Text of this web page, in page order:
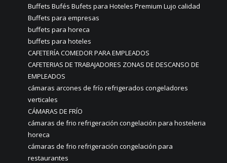
Buffets Bufés Bufets para Hoteles Premium Lujo calidad
Buffets para empresas
buffets para horeca
buffets para hoteles
CAFETERÍA COMEDOR PARA EMPLEADOS
CAFETERIAS DE TRABAJADORES ZONAS DE DESCANSO DE
EMPLEADOS
cámaras arcones de frío refrigerados congeladores
verticales
CÁMARAS DE FRÍO
cámaras de frio refrigeración congelación para hosteleria
horeca
cámaras de frio refrigeración congelación para
restaurantes